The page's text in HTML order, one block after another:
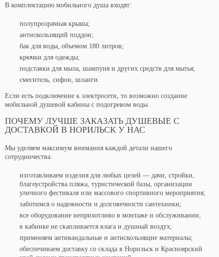
В комплектацию мобильного душа входят:
полупрозрачная крыша;
антискользящий поддон;
бак для воды, объемом 180 литров;
крючки для одежды;
подставки для мыла, шампуня и других средств для мытья;
смеситель, сифон, шланги.
Если есть подключение к электросети, то возможно создание
мобильной душевой кабины с подогревом воды.
ПОЧЕМУ ЛУЧШЕ ЗАКАЗАТЬ ДУШЕВЫЕ С
ДОСТАВКОЙ В НОРИЛЬСК У НАС
Мы уделяем максимум внимания каждой детали нашего
сотрудничества:
изготавливаем изделия для любых целей — дачи, стройки,
благоустройства пляжа, туристической базы, организации
уличного фестиваля или массового спортивного мероприятия;
заботимся о надежности и долговечности сантехники;
все оборудование неприхотливо в монтаже и обслуживании;
в кабинке не скапливается влага и душный воздух;
применяем антивандальные и антискользящие материалы;
обеспечиваем доставку со склада в Норильск и Красноярский